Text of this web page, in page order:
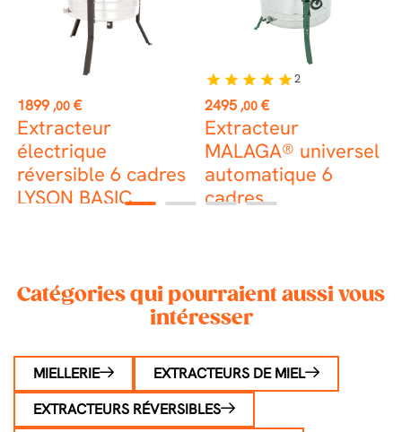
Prix
1899 ,00 €
Extracteur
électrique
réversible 6 cadres
LYSON BASIC
Prix
2495 ,00 €
Extracteur
MALAGA® universel
automatique 6
cadres
star star star star star2
1 2 3 4
Catégories qui pourraient aussi vous
intéresser
MIELLERIE
EXTRACTEURS DE MIEL
EXTRACTEURS RÉVERSIBLES